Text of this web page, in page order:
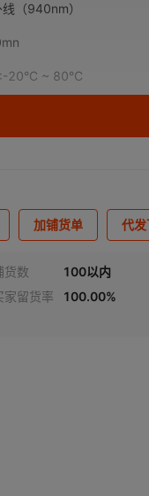
（940nm）
:-20°C ~ 80°C
加铺货单 代
货数
100以内
家留货率 100.00%